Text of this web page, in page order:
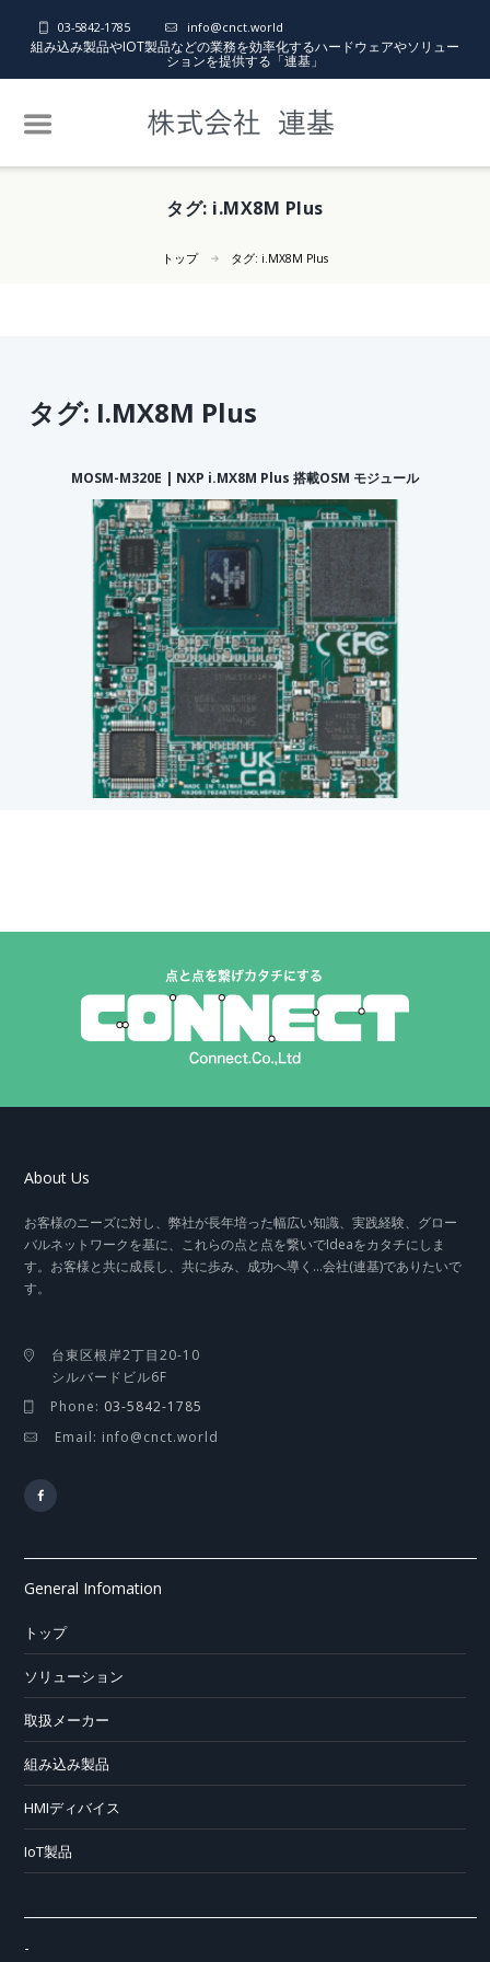
03-5842-1785 info@cnct.world
組み込み製品やIOT製品などの業務を効率化するハードウェアやソリュー
ションを提供する「連基」
タグ: i.MX8M Plus
トップ タグ: i.MX8M Plus
タグ: I.MX8M Plus
MOSM-M320E | NXP i.MX8M Plus 搭載OSM モジュール
About Us
お客様のニーズに対し、弊社が長年培った幅広い知識、実践経験、グロー
バルネットワークを基に、これらの点と点を繋いでIdeaをカタチにしま
す。お客様と共に成長し、共に歩み、成功へ導く…会社(連基)でありたいで
す。
台東区根岸2丁目20-10
シルバードビル6F
Phone: 03-5842-1785
Email: info@cnct.world
General Infomation
トップ
ソリューション
取扱メーカー
組み込み製品
HMIディバイス
IoT製品
-